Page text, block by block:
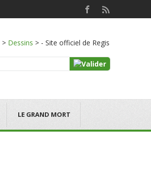
> Dessins > - Site officiel de Regis
LE GRAND MORT